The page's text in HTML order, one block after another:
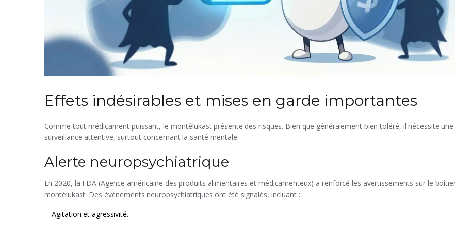
Effets indésirables et mises en garde importantes
Comme tout médicament puissant, le montélukast présente des risques. Bien que généralement bien toléré, il nécessite une
surveillance attentive, surtout concernant la santé mentale.
Alerte neuropsychiatrique
En 2020, la FDA (Agence américaine des produits alimentaires et médicamenteux) a renforcé les avertissements sur le
montélukast. Des événements neuropsychiatriques ont été signalés, incluant :
Agitation et agressivité.